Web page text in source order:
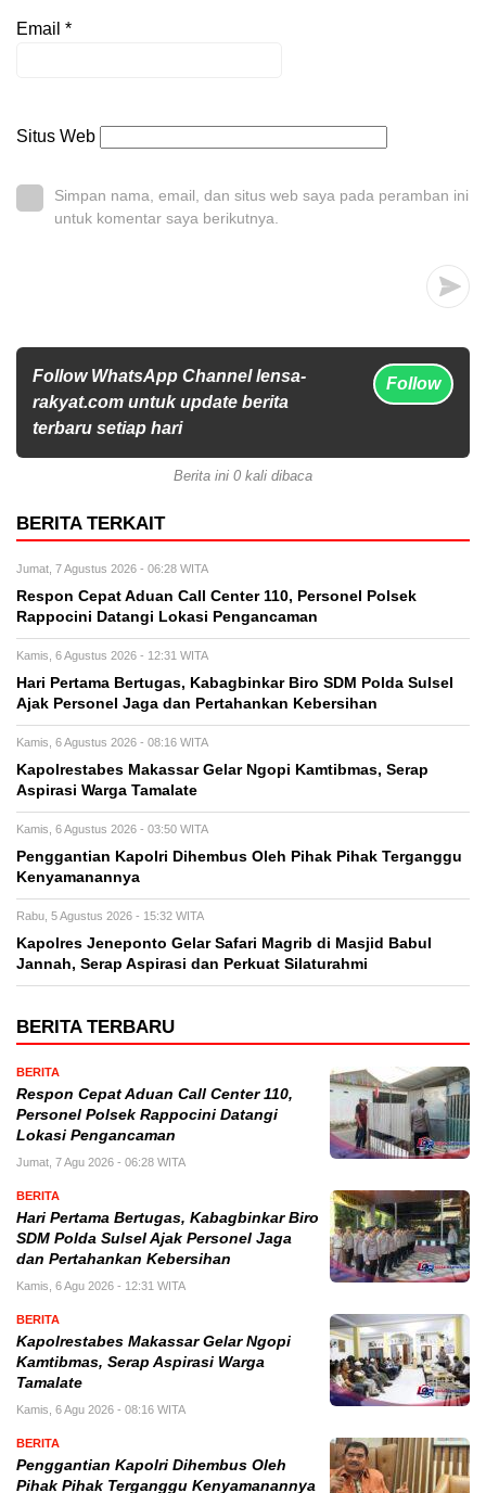
Email *
Situs Web
Simpan nama, email, dan situs web saya pada peramban ini
untuk komentar saya berikutnya.
Follow WhatsApp Channel lensa-
rakyat.com untuk update berita
terbaru setiap hari
Follow
Berita ini 0 kali dibaca
BERITA TERKAIT
Jumat, 7 Agustus 2026 - 06:28 WITA
Respon Cepat Aduan Call Center 110, Personel Polsek
Rappocini Datangi Lokasi Pengancaman
Kamis, 6 Agustus 2026 - 12:31 WITA
Hari Pertama Bertugas, Kabagbinkar Biro SDM Polda Sulsel
Ajak Personel Jaga dan Pertahankan Kebersihan
Kamis, 6 Agustus 2026 - 08:16 WITA
Kapolrestabes Makassar Gelar Ngopi Kamtibmas, Serap
Aspirasi Warga Tamalate
Kamis, 6 Agustus 2026 - 03:50 WITA
Penggantian Kapolri Dihembus Oleh Pihak Pihak Terganggu
Kenyamanannya
Rabu, 5 Agustus 2026 - 15:32 WITA
Kapolres Jeneponto Gelar Safari Magrib di Masjid Babul
Jannah, Serap Aspirasi dan Perkuat Silaturahmi
BERITA TERBARU
BERITA
Respon Cepat Aduan Call Center 110,
Personel Polsek Rappocini Datangi
Lokasi Pengancaman
Jumat, 7 Agu 2026 - 06:28 WITA
BERITA
Hari Pertama Bertugas, Kabagbinkar Biro
SDM Polda Sulsel Ajak Personel Jaga
dan Pertahankan Kebersihan
Kamis, 6 Agu 2026 - 12:31 WITA
BERITA
Kapolrestabes Makassar Gelar Ngopi
Kamtibmas, Serap Aspirasi Warga
Tamalate
Kamis, 6 Agu 2026 - 08:16 WITA
BERITA
Penggantian Kapolri Dihembus Oleh
Pihak Pihak Terganggu Kenyamanannya